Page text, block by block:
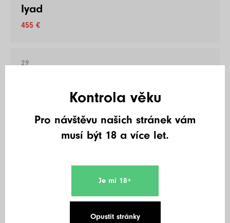
Iyad
455 €
29
Kontrola věku
Pro návštěvu našich stránek vám
musí být 18 a více let.
Je mi 18+
Opustit stránky